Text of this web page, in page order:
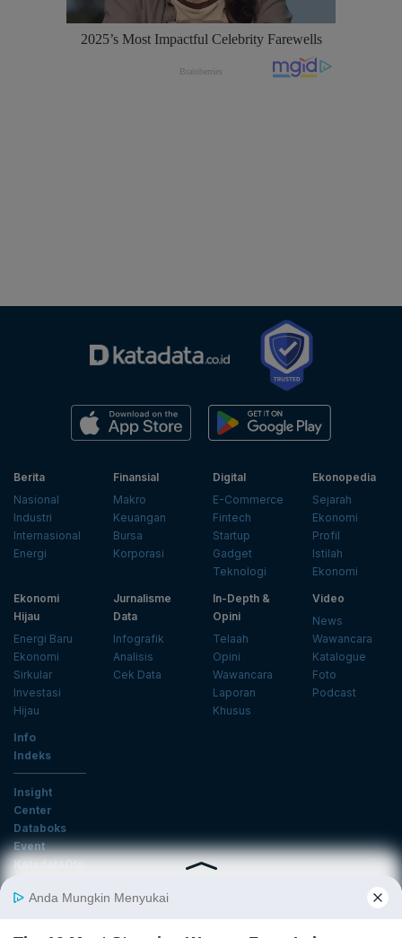
Berita
Nasional
Industri
Internasional
Energi
Finansial
Makro
Keuangan
Bursa
Korporasi
Digital
E-Commerce
Fintech
Startup
Gadget
Teknologi
Ekonopedia
Sejarah
Ekonomi
Profil
Istilah
Ekonomi
Ekonomi
Hijau
Energi Baru
Ekonomi
Sirkular
Investasi
Hijau
Jurnalisme
Data
Infografik
Analisis
Cek Data
In-Depth &
Opini
Telaah
Opini
Wawancara
Laporan
Khusus
Video
News
Wawancara
Katalogue
Foto
Podcast
Info
Indeks
Insight
Center
Databoks
Event
KatadataOto